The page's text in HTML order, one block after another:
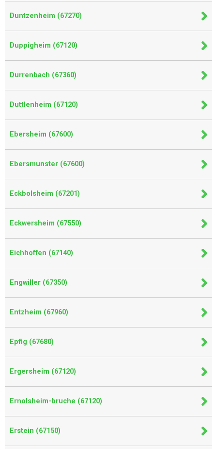
Duntzenheim (67270)
Duppigheim (67120)
Durrenbach (67360)
Duttlenheim (67120)
Ebersheim (67600)
Ebersmunster (67600)
Eckbolsheim (67201)
Eckwersheim (67550)
Eichhoffen (67140)
Engwiller (67350)
Entzheim (67960)
Epfig (67680)
Ergersheim (67120)
Ernolsheim-bruche (67120)
Erstein (67150)